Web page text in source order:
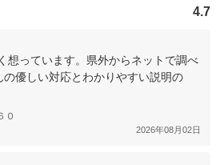
4.7
想っています。県外からネットで調べ
優しい対応とわかりやすい説明の
０
2026年08月02日